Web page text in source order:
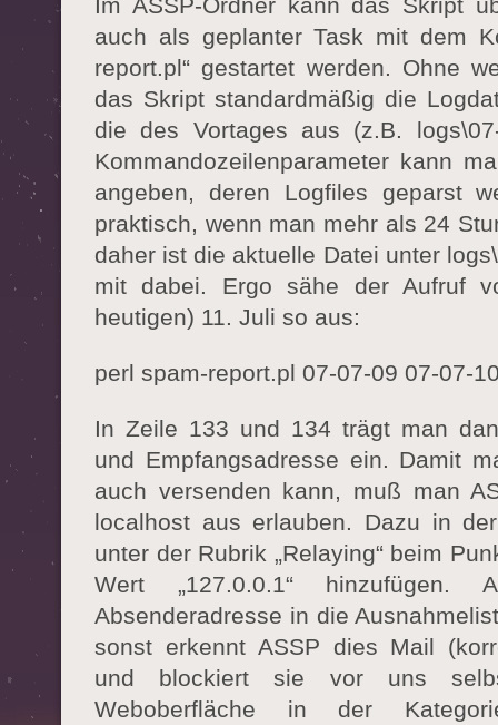
auch als geplanter Task mit dem
report.pl“ gestartet werden. Ohne
das Skript standardmäßig die
die des Vortages aus (z.B.
Kommandozeilenparameter kann
angeben, deren Logfiles geparst
praktisch, wenn man mehr als 24
daher ist die aktuelle Datei unter
mit dabei. Ergo sähe der Aufruf
heutigen) 11. Juli so aus:
perl spam-report.pl 07-07-09 07-07-
In Zeile 133 und 134 trägt man
und Empfangsadresse ein. Damit
auch versenden kann, muß man
localhost aus erlauben. Dazu in
unter der Rubrik „Relaying“ beim
Wert „127.0.0.1“ hinzufügen.
Absenderadresse in die
sonst erkennt ASSP dies Mail
und blockiert sie vor uns
Weboberfläche in der